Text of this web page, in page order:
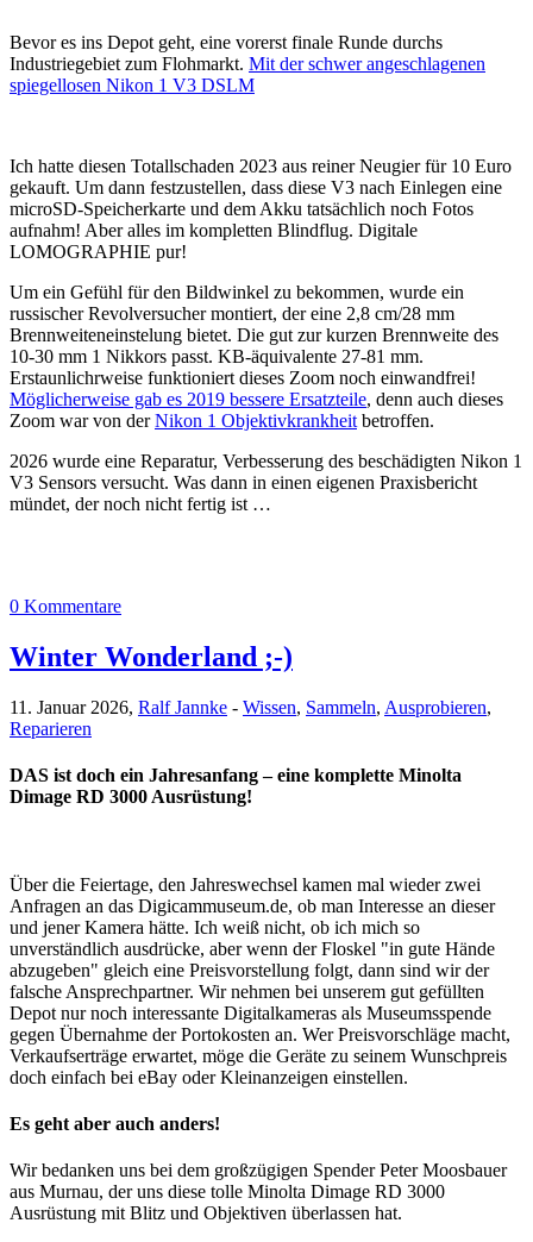
Bevor es ins Depot geht, eine vorerst finale Runde durchs
Industriegebiet zum Flohmarkt. Mit der schwer angeschlagenen
spiegellosen Nikon 1 V3 DSLM
Ich hatte diesen Totallschaden 2023 aus reiner Neugier für 10 Euro
gekauft. Um dann festzustellen, dass diese V3 nach Einlegen eine
microSD-Speicherkarte und dem Akku tatsächlich noch Fotos
aufnahm! Aber alles im kompletten Blindflug. Digitale
LOMOGRAPHIE pur!
Um ein Gefühl für den Bildwinkel zu bekommen, wurde ein
russischer Revolversucher montiert, der eine 2,8 cm/28 mm
Brennweiteneinstelung bietet. Die gut zur kurzen Brennweite des
10-30 mm 1 Nikkors passt. KB-äquivalente 27-81 mm.
Erstaunlichrweise funktioniert dieses Zoom noch einwandfrei!
Möglicherweise gab es 2019 bessere Ersatzteile, denn auch dieses
Zoom war von derNikon 1 Objektivkrankheit betroffen.
2026 wurde eine Reparatur, Verbesserung des beschädigten Nikon 1
V3 Sensors versucht. Was dann in einen eigenen Praxisbericht
mündet, der noch nicht fertig ist …
0 Kommentare
Winter Wonderland ;-)
11. Januar 2026, Ralf Jannke - Wissen, Sammeln, Ausprobieren,
Reparieren
DAS ist doch ein Jahresanfang – eine komplette Minolta
Dimage RD 3000 Ausrüstung!
Über die Feiertage, den Jahreswechsel kamen mal wieder zwei
Anfragen an das Digicammuseum.de, ob man Interesse an dieser
und jener Kamera hätte. Ich weiß nicht, ob ich mich so
unverständlich ausdrücke, aber wenn der Floskel "in gute Hände
abzugeben" gleich eine Preisvorstellung folgt, dann sind wir der
falsche Ansprechpartner. Wir nehmen bei unserem gut gefüllten
Depot nur noch interessante Digitalkameras als Museumsspende
gegen Übernahme der Portokosten an. Wer Preisvorschläge macht,
Verkaufserträge erwartet, möge die Geräte zu seinem Wunschpreis
doch einfach bei eBay oder Kleinanzeigen einstellen.
Es geht aber auch anders!
Wir bedanken uns bei dem großzügigen Spender Peter Moosbauer
aus Murnau, der uns diese tolle Minolta Dimage RD 3000
Ausrüstung mit Blitz und Objektiven überlassen hat.